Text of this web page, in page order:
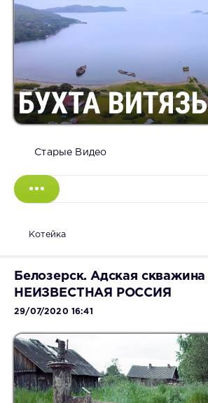
Старые Видео
Котейка
Белозерск. Адская скважина |
НЕИЗВЕСТНАЯ РОССИЯ
29/07/2020 16:41